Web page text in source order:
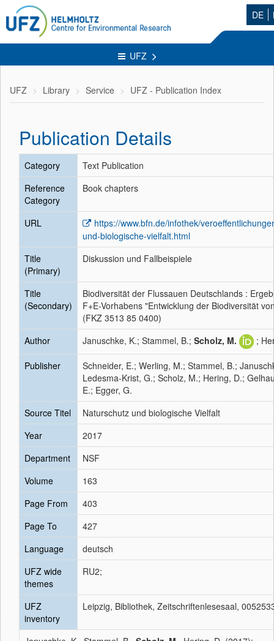
DE
UFZ
UFZ Library Service UFZ - Publication Index
Publication Details
Category
Text Publication
Reference
Category
Book chapters
URL
https://www.bfn.de/infothek/
und-biologische-vielfalt.html
Title
(Primary)
Diskussion und Fallbeispiele
Title
(Secondary)
Biodiversität der Flussauen Deutschlands :
F+E-Vorhabens "Entwicklung der Biodiversität
(FKZ 3513 85 0400)
Author
Januschke, K.; Stammel, B.; Scholz, M. ;
Publisher
Schneider, E.; Werling, M.; Stammel, B.;
Ledesma-Krist, G.; Scholz, M.; Hering, D.;
E.; Egger, G.
Source Titel
Naturschutz und biologische Vielfalt
Year
2017
Department
NSF
Volume
163
Page From
403
Page To
427
Language
deutsch
UFZ wide
themes
RU2;
UFZ
inventory
Leipzig, Bibliothek, Zeitschriftenlesesaal,